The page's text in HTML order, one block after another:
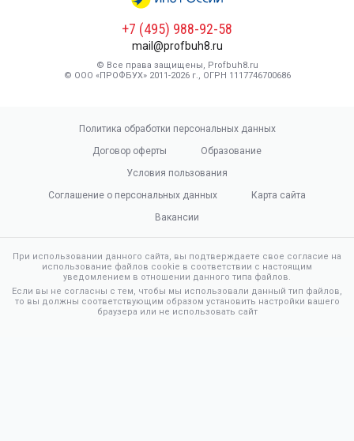
+7 (495) 988-92-58
mail@profbuh8.ru
© Все права защищены, Profbuh8.ru
© ООО «ПРОФБУХ» 2011-2026 г., ОГРН 1117746700686
Политика обработки персональных данных
Договор оферты
Образование
Условия пользования
Соглашение о персональных данных
Карта сайта
Вакансии
При использовании данного сайта, вы подтверждаете свое согласие на
использование файлов cookie в соответствии с настоящим
уведомлением в отношении данного типа файлов.
Если вы не согласны с тем, чтобы мы использовали данный тип файлов,
то вы должны соответствующим образом установить настройки вашего
браузера или не использовать сайт